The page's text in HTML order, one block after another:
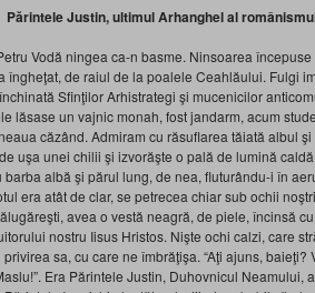
Părintele Justin, ultimul Arhanghel al
Vodă ningea ca-n basme. Ninsoarea
îngheţat, de raiul de la poalele Ceahlăului. Fulgi
Sfinţilor Arhistrategi şi mucenicilor
lăsase un vajnic monah, fost jandarm, acum
căzând. Admiram cu răsuflarea tăiată albul
uşa unei chilii şi izvorăşte o pală de lumină
albă şi părul lung, de nea, fluturându-i în
era atât de clar, se petrecea chiar sub ochii
avea o vestă neagră, de piele, încinsă
nostru Iisus Hristos. Nişte ochi calzi, care
sa, cu care ne îmbrăţişa. “Aţi ajuns, baieţi?
Era Părintele Justin, Duhovnicul Neamului,